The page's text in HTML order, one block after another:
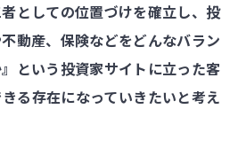
としての位置づけを確立し、投
動産、保険などをどんなバラン
という投資家サイトに立った客
る存在になっていきたいと考え